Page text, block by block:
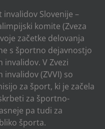
invalidov Slovenije –
komite (Zveza
začetke delovanja
s športno dejavnostjo
invalidov. V Zvezi
invalidov (ZVVI) so
za šport, ki je začela
za športno-
pa tudi za
športa.